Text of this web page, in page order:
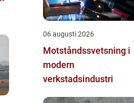
06 augusti 2026
Motståndssvetsning i
modern
verkstadsindustri